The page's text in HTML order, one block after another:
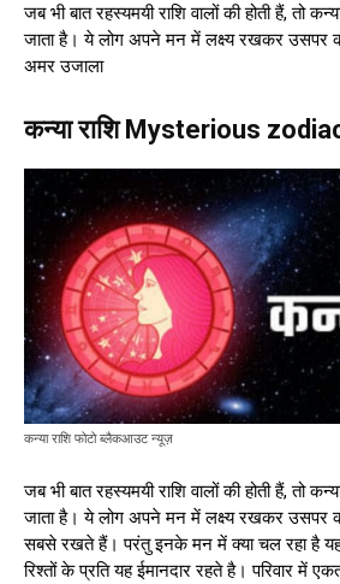
जब भी बात रहस्यमयी राशि वालों की होती हैं, तो
जाता है। ये लोग अपने मन में लक्ष्य रखकर उसपर
अमर उजाला
कन्या राशि Mysterious
कन्या राशि फोटो ब्लैकआउट न्यूज़
जब भी बात रहस्यमयी राशि वालों की होती हैं, तो
जाता है। ये लोग अपने मन में लक्ष्य रखकर उसपर
सबसे रखते हैं। परंतु इनके मन में क्या चल रहा है यह
रिश्तों के प्रति यह ईमानदार रहते है। परिवार में